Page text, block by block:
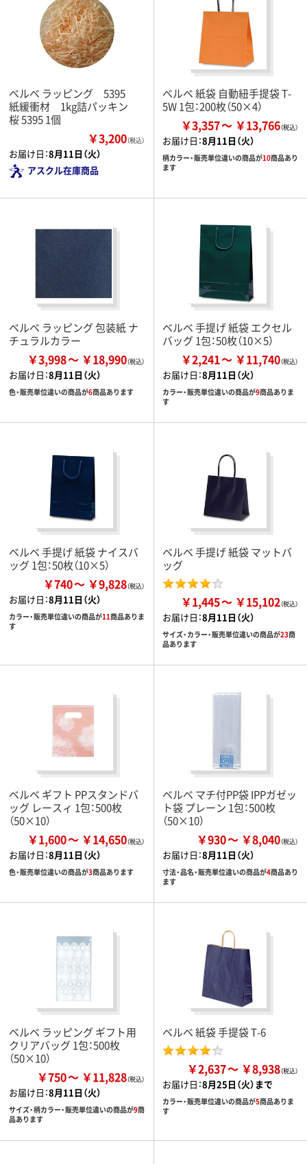
ベルベ ラッピング 5395
紙緩衝材 1kg詰パッキン
桜 5395 1個
￥3,200（税込）
お届け日：8月11日（火）
アスクル在庫商品
ベルベ 紙袋 自動紐手提袋 T-
5W 1包：200枚（50×4）
￥3,357 ￥13,766
お届け日：8月11日（火）
柄カラー・販売単位違いの商品が10商品あり
ます
ベルベ ラッピング 包装紙 ナ
チュラルカラー
￥3,998 ￥18,990
お届け日：8月11日（火）
色・販売単位違いの商品が6商品あります
ベルベ 手提げ 紙袋 エクセル
バッグ 1包：50枚（10×5）
￥2,241 ￥11,740
お届け日：8月11日（火）
カラー・販売単位違いの商品が9商品ありま
す
ベルベ 手提げ 紙袋 ナイスバ
ッグ 1包：50枚（10×5）
￥740 ￥9,828
お届け日：8月11日（火）
カラー・販売単位違いの商品が11商品ありま
す
ベルベ 手提げ 紙袋 マットバ
ッグ
￥1,445 ￥15,102
お届け日：8月11日（火）
サイズ・カラー・販売単位違いの商品が23商
品あります
ベルベ ギフト PPスタンドバ
ッグ レースィ 1包：500枚
（50×10）
￥1,600 ￥14,650
お届け日：8月11日（火）
色・販売単位違いの商品が3商品あります
ベルベ マチ付PP袋 IPPガゼッ
ト袋 プレーン 1包：500枚
（50×10）
￥930 ￥8,040
お届け日：8月11日（火）
寸法・品名・販売単位違いの商品が4商品あり
ます
ベルベ ラッピング ギフト用
クリアバッグ 1包：500枚
（50×10）
￥750 ￥11,828
お届け日：8月11日（火）
サイズ・柄カラー・販売単位違いの商品が9商
品あります
ベルベ 紙袋 手提袋 T-6
￥2,637 ￥8,938
お届け日：8月25日（火）まで
カラー・販売単位違いの商品が5商品ありま
す